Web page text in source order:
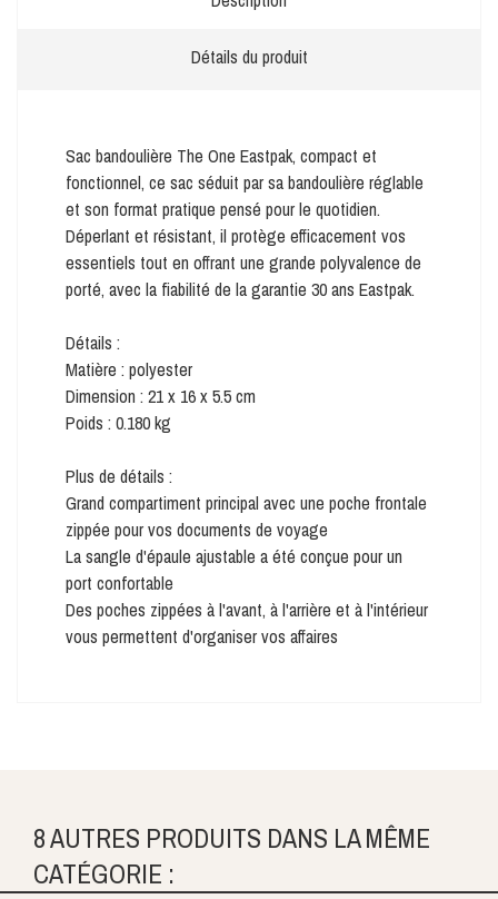
Détails du produit
Sac bandoulière The One Eastpak, compact et
fonctionnel, ce sac séduit par sa bandoulière réglable
et son format pratique pensé pour le quotidien.
Déperlant et résistant, il protège efficacement vos
essentiels tout en offrant une grande polyvalence de
porté, avec la fiabilité de la garantie 30 ans Eastpak.
Détails :
Matière : polyester
Dimension : 21 x 16 x 5.5 cm
Poids : 0.180 kg
Plus de détails :
Grand compartiment principal avec une poche frontale
zippée pour vos documents de voyage
La sangle d'épaule ajustable a été conçue pour un
port confortable
Des poches zippées à l'avant, à l'arrière et à l'intérieur
vous permettent d'organiser vos affaires
8 AUTRES PRODUITS DANS LA MÊME
CATÉGORIE :